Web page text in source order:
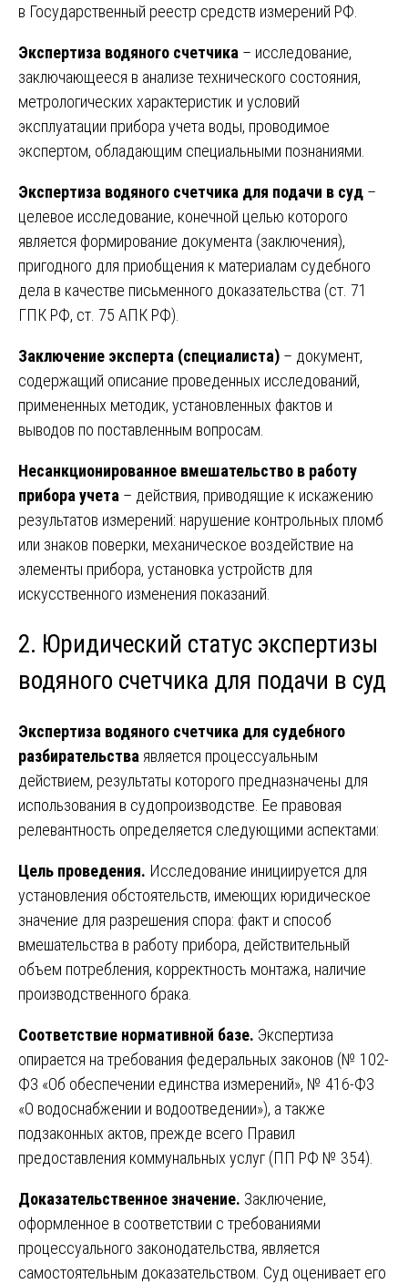
в Государственный реестр средств измерений РФ.
Экспертиза водяного счетчика – исследование,
заключающееся в анализе технического состояния,
метрологических характеристик и условий
эксплуатации прибора учета воды, проводимое
экспертом, обладающим специальными познаниями.
Экспертиза водяного счетчика для подачи в суд –
целевое исследование, конечной целью которого
является формирование документа (заключения),
пригодного для приобщения к материалам судебного
дела в качестве письменного доказательства (ст. 71
ГПК РФ, ст. 75 АПК РФ).
Заключение эксперта (специалиста) – документ,
содержащий описание проведенных исследований,
примененных методик, установленных фактов и
выводов по поставленным вопросам.
Несанкционированное вмешательство в работу
прибора учета – действия, приводящие к искажению
результатов измерений: нарушение контрольных пломб
или знаков поверки, механическое воздействие на
элементы прибора, установка устройств для
искусственного изменения показаний.
2. Юридический статус экспертизы
водяного счетчика для подачи в суд
Экспертиза водяного счетчика для судебного
разбирательства является процессуальным
действием, результаты которого предназначены для
использования в судопроизводстве. Ее правовая
релевантность определяется следующими аспектами:
Цель проведения. Исследование инициируется для
установления обстоятельств, имеющих юридическое
значение для разрешения спора: факт и способ
вмешательства в работу прибора, действительный
объем потребления, корректность монтажа, наличие
производственного брака.
Соответствие нормативной базе. Экспертиза
опирается на требования федеральных законов (№ 102-
ФЗ «Об обеспечении единства измерений», № 416-ФЗ
«О водоснабжении и водоотведении»), а также
подзаконных актов, прежде всего Правил
предоставления коммунальных услуг (ПП РФ № 354).
Доказательственное значение. Заключение,
оформленное в соответствии с требованиями
процессуального законодательства, является
самостоятельным доказательством. Суд оценивает его